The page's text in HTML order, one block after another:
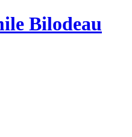
Bilodeau